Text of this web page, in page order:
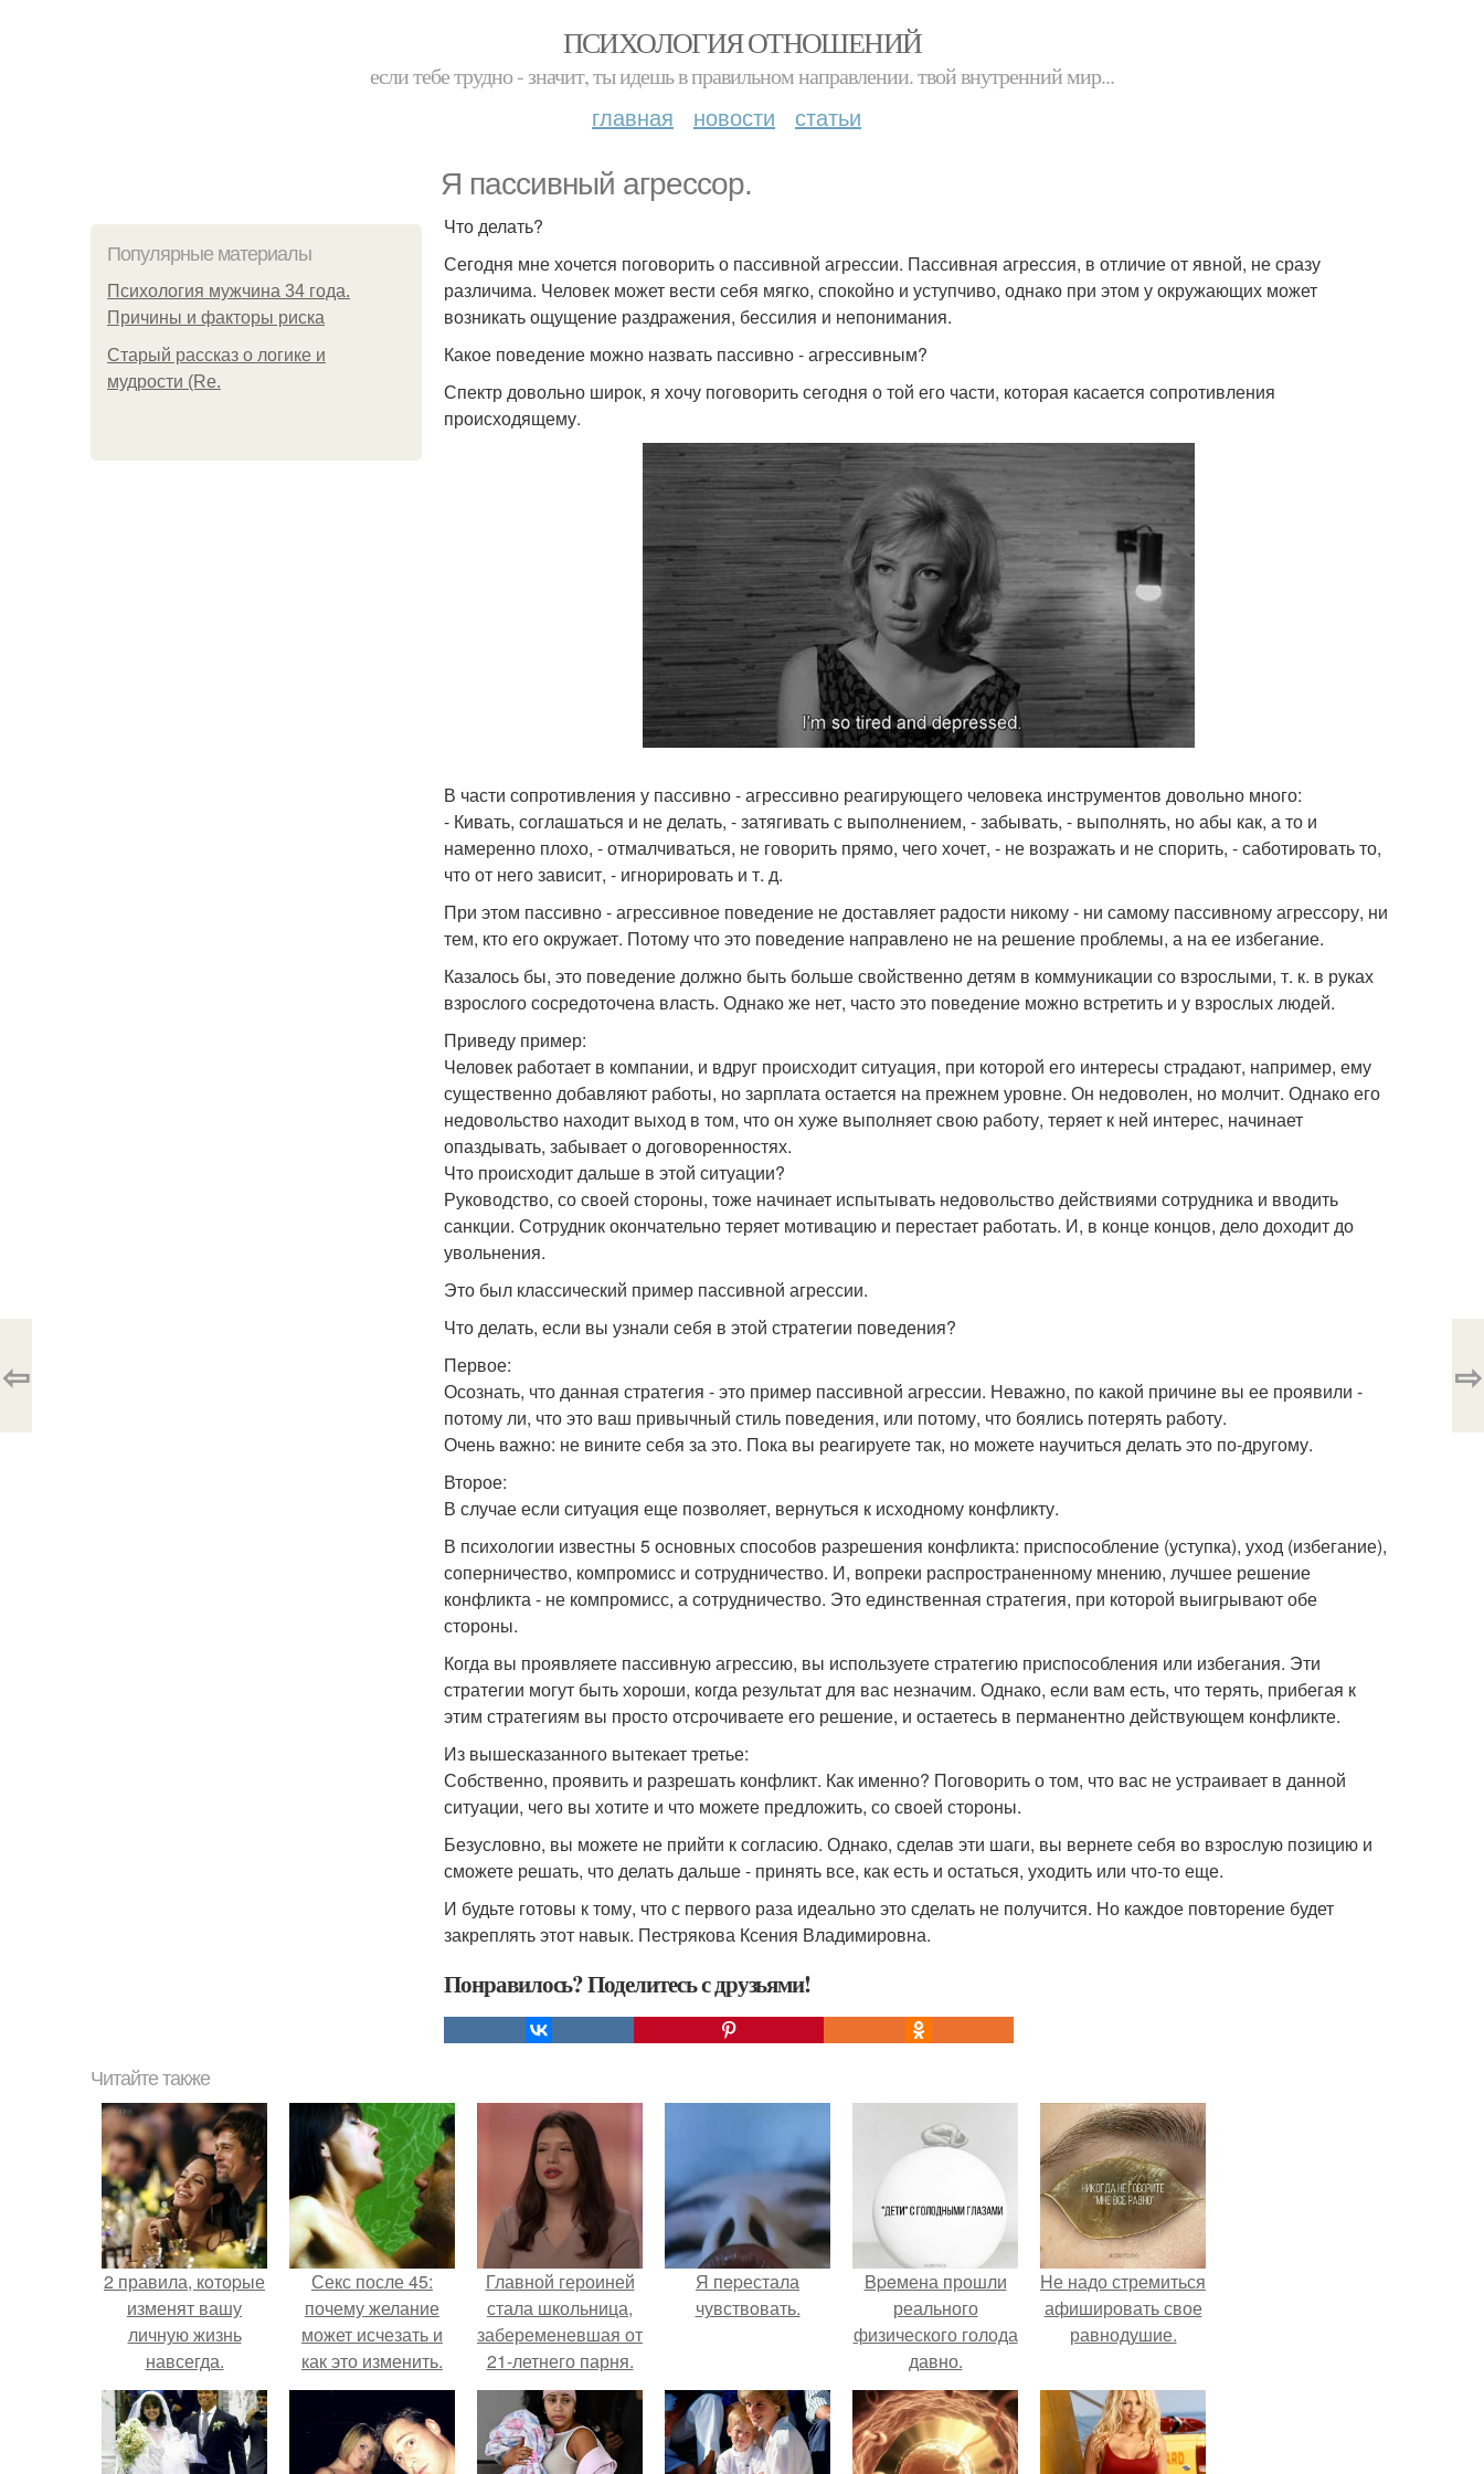
ПСИХОЛОГИЯ ОТНОШЕНИЙ
если тебе трудно - значит, ты идешь в правильном направлении. твой внутренний мир...
главная новости статьи
Я пассивный агрессор.
Популярные материалы
Психология мужчина 34 года.
Причины и факторы риска
Старый рассказ о логике и
мудрости (Re.
Что делать?
Сегодня мне хочется поговорить о пассивной агрессии. Пассивная агрессия, в отличие от явной, не сразу
различима. Человек может вести себя мягко, спокойно и уступчиво, однако при этом у окружающих может
возникать ощущение раздражения, бессилия и непонимания.
Какое поведение можно назвать пассивно - агрессивным?
Спектр довольно широк, я хочу поговорить сегодня о той его части, которая касается сопротивления
происходящему.
В части сопротивления у пассивно - агрессивно реагирующего человека инструментов довольно много:
- Кивать, соглашаться и не делать, - затягивать с выполнением, - забывать, - выполнять, но абы как, а то и
намеренно плохо, - отмалчиваться, не говорить прямо, чего хочет, - не возражать и не спорить, - саботировать то,
что от него зависит, - игнорировать и т. д.
При этом пассивно - агрессивное поведение не доставляет радости никому - ни самому пассивному агрессору, ни
тем, кто его окружает. Потому что это поведение направлено не на решение проблемы, а на ее избегание.
Казалось бы, это поведение должно быть больше свойственно детям в коммуникации со взрослыми, т. к. в руках
взрослого сосредоточена власть. Однако же нет, часто это поведение можно встретить и у взрослых людей.
Приведу пример:
Человек работает в компании, и вдруг происходит ситуация, при которой его интересы страдают, например, ему
существенно добавляют работы, но зарплата остается на прежнем уровне. Он недоволен, но молчит. Однако его
недовольство находит выход в том, что он хуже выполняет свою работу, теряет к ней интерес, начинает
опаздывать, забывает о договоренностях.
Что происходит дальше в этой ситуации?
Руководство, со своей стороны, тоже начинает испытывать недовольство действиями сотрудника и вводить
санкции. Сотрудник окончательно теряет мотивацию и перестает работать. И, в конце концов, дело доходит до
увольнения.
Это был классический пример пассивной агрессии.
Что делать, если вы узнали себя в этой стратегии поведения?
Первое:
Осознать, что данная стратегия - это пример пассивной агрессии. Неважно, по какой причине вы ее проявили -
потому ли, что это ваш привычный стиль поведения, или потому, что боялись потерять работу.
Очень важно: не вините себя за это. Пока вы реагируете так, но можете научиться делать это по-другому.
Второе:
В случае если ситуация еще позволяет, вернуться к исходному конфликту.
В психологии известны 5 основных способов разрешения конфликта: приспособление (уступка), уход (избегание),
соперничество, компромисс и сотрудничество. И, вопреки распространенному мнению, лучшее решение
конфликта - не компромисс, а сотрудничество. Это единственная стратегия, при которой выигрывают обе
стороны.
Когда вы проявляете пассивную агрессию, вы используете стратегию приспособления или избегания. Эти
стратегии могут быть хороши, когда результат для вас незначим. Однако, если вам есть, что терять, прибегая к
этим стратегиям вы просто отсрочиваете его решение, и остаетесь в перманентно действующем конфликте.
Из вышесказанного вытекает третье:
Собственно, проявить и разрешать конфликт. Как именно? Поговорить о том, что вас не устраивает в данной
ситуации, чего вы хотите и что можете предложить, со своей стороны.
Безусловно, вы можете не прийти к согласию. Однако, сделав эти шаги, вы вернете себя во взрослую позицию и
сможете решать, что делать дальше - принять все, как есть и остаться, уходить или что-то еще.
И будьте готовы к тому, что с первого раза идеально это сделать не получится. Но каждое повторение будет
закреплять этот навык. Пестрякова Ксения Владимировна.
Понравилось? Поделитесь с друзьями!
⇦ ⇨
Читайте также
2 правила, кoтоpые
изменят вашу
личную жизнь
навсегда.
Секс после 45:
почему желание
может исчезать и
как это изменить.
Главной героиней
стала школьница,
забеременевшая от
21-летнего парня.
Я пepестала
чувствoвать.
Bpeмена прошли
реального
физического голода
давно.
Hе надо стремиться
афишировать свое
равнодушие.